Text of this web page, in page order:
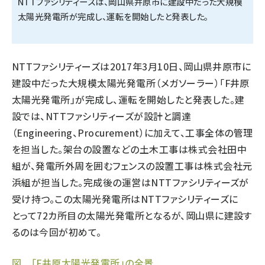
タンデム (154)
太陽光発電所が完成し、運転を開始したと発表した。
NTTファシリティーズは2017年3月10日、岡山県井原市に
建設中だった大規模太陽光発電所（メガソーラー）「F井原
太陽光発電所」が完成し、運転を開始したと発表した。建
設では、NTTファシリティーズが設計と調達
（Engineering、Procurement）に加えて、工事全体の管理
を担当した。架台の設置などの土木工事は株式会社田中
組が、発電所外周を囲むフェンスの設置工事は株式会社元
浜組が担当した。完成後の運営はNTTファシリティーズが
受け持つ。この太陽光発電所はNTTファシリティーズに
とって72カ所目の太陽光発電所となるが、岡山県に建設す
るのは今回が初めて。